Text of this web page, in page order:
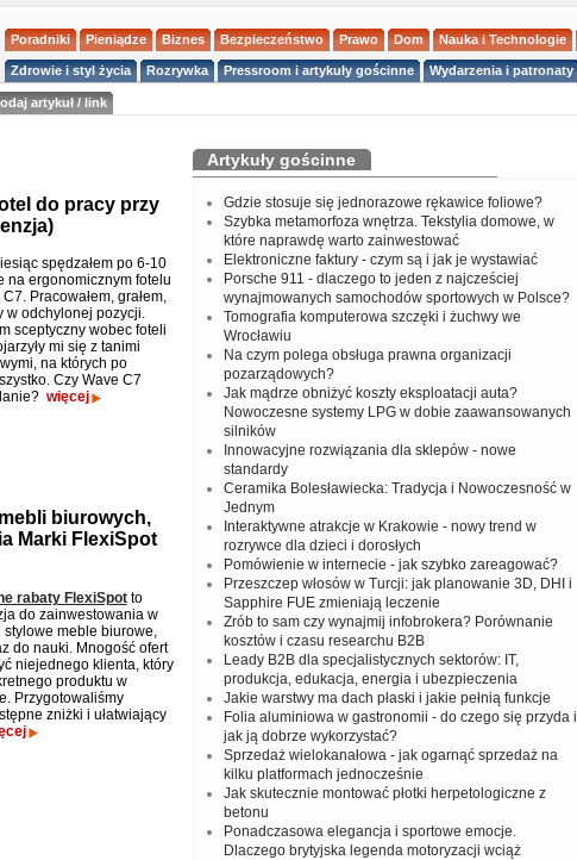
Poradniki Pieniądze Biznes Bezpieczeństwo Prawo Dom Nauka i Technologie
Zdrowie i styl życia Rozrywka Pressroom i artykuły gościnne Wydarzenia i patronaty
artykuł / link
do pracy przy
spędzałem po 6-10
na ergonomicznym fotelu
Pracowałem, grałem,
w odchylonej pozycji.
sceptyczny wobec foteli
mi się z tanimi
na których po
Czy Wave C7
więcej
biurowych,
Marki FlexiSpot
rabaty FlexiSpotto
do zainwestowania w
meble biurowe,
do nauki. Mnogość ofert
niejednego klienta, który
produktu w
Przygotowaliśmy
zniżki i ułatwiający
Artykuły gościnne
Gdzie stosuje się jednorazowe rękawice foliowe?
Szybka metamorfoza wnętrza. Tekstylia domowe, w
które naprawdę warto zainwestować
Elektroniczne faktury - czym są i jak je wystawiać
Porsche 911 - dlaczego to jeden z najcześciej
wynajmowanych samochodów sportowych w Polsce?
Tomografia komputerowa szczęki i żuchwy we
Wrocławiu
Na czym polega obsługa prawna organizacji
pozarządowych?
Jak mądrze obniżyć koszty eksploatacji auta?
Nowoczesne systemy LPG w dobie zaawansowanych
silników
Innowacyjne rozwiązania dla sklepów - nowe
standardy
Ceramika Bolesławiecka: Tradycja i Nowoczesność w
Jednym
Interaktywne atrakcje w Krakowie - nowy trend w
rozrywce dla dzieci i dorosłych
Pomówienie w internecie - jak szybko zareagować?
Przeszczep włosów w Turcji: jak planowanie 3D, DHI i
Sapphire FUE zmieniają leczenie
Zrób to sam czy wynajmij infobrokera? Porównanie
kosztów i czasu researchu B2B
Leady B2B dla specjalistycznych sektorów: IT,
produkcja, edukacja, energia i ubezpieczenia
Jakie warstwy ma dach płaski i jakie pełnią funkcje
Folia aluminiowa w gastronomii - do czego się przyda i
jak ją dobrze wykorzystać?
Sprzedaż wielokanałowa - jak ogarnąć sprzedaż na
kilku platformach jednocześnie
Jak skutecznie montować płotki herpetologiczne z
betonu
Ponadczasowa elegancja i sportowe emocje.
Dlaczego brytyjska legenda motoryzacji wciąż